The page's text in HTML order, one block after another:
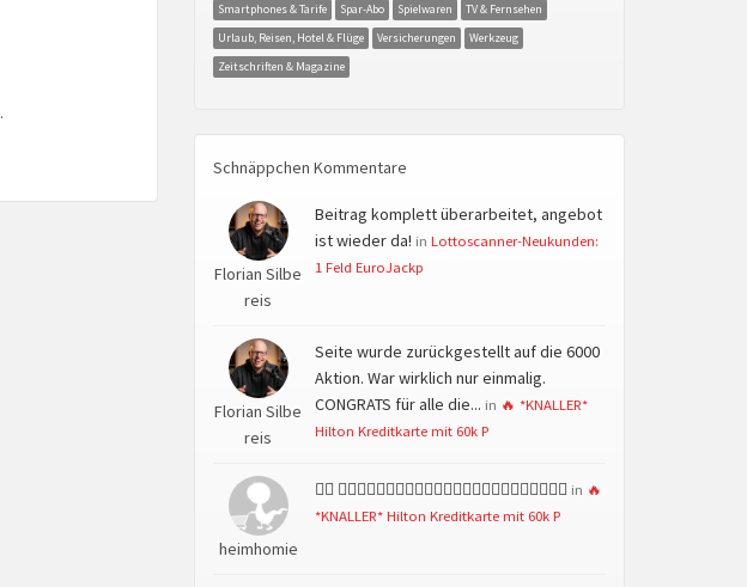
.
Smartphones & Tarife
Spar-Abo Spielwaren
TV & Fernsehen
Urlaub, Reisen, Hotel & Flüge
Versicherungen
Werkzeug
Zeitschriften & Magazine
Schnäppchen Kommentare
Florian Silbe
reis
Beitrag komplett überarbeitet, angebot
ist wieder da! in Lottoscanner-Neukunden:
1 Feld EuroJackp
Florian Silbe
reis
Seite wurde zurückgestellt auf die 6000
Aktion. War wirklich nur einmalig.
CONGRATS für alle die... in 🔥 *KNALLER*
Hilton Kreditkarte mit 60k P
heimhomie
👍🏻 👍🏻👍🏻👍🏻👍🏻👍🏻👍🏻👍🏻👍🏻👍🏻👍🏻👍🏻👍🏻 in 🔥
*KNALLER* Hilton Kreditkarte mit 60k P